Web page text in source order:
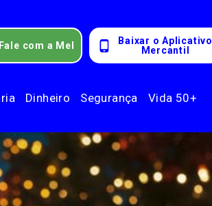
Fale com a Mel
Baixar o Aplicativo
Mercantil
Dinheiro Segurança Vida 50+